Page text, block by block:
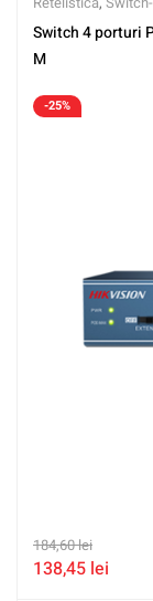
Switch 4 porturi
M
-25%
184,60lei
138,45 lei